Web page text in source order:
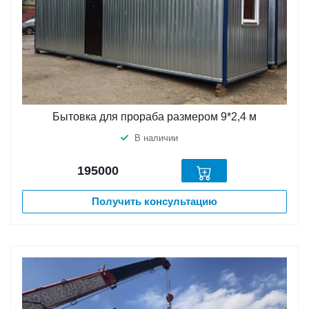
Бытовка для прораба размером 9*2,4 м
В наличии
195000
Получить консультацию